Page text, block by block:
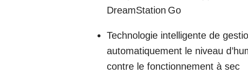
DreamStation Go
Technologie intelligente de
automatiquement le niveau
contre le fonctionnement à sec